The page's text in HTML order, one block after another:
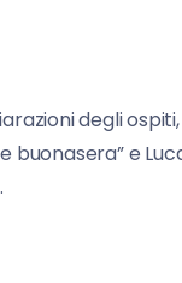
degli
buonasera” e